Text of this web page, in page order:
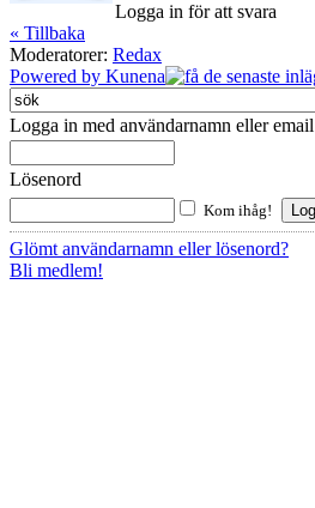
Logga in för att svara
« Tillbaka
Moderatorer: Redax
Powered by Kunena
Logga in med användarnamn eller email
Lösenord
Kom ihåg!
Glömt användarnamn eller lösenord?
Bli medlem!